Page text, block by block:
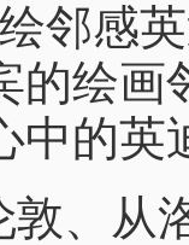
邻感
的绘画
中的英
敦、从